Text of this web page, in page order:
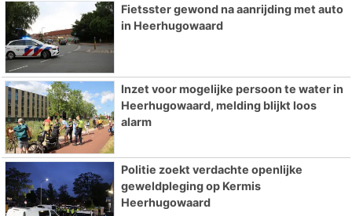
Fietsster gewond na aanrijding met auto
in Heerhugowaard
Inzet voor mogelijke persoon te water in
Heerhugowaard, melding blijkt loos
alarm
Politie zoekt verdachte openlijke
geweldpleging op Kermis
Heerhugowaard